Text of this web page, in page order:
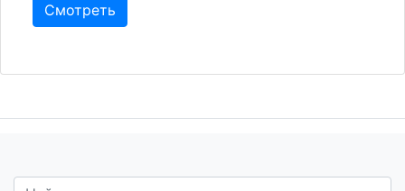
Смотреть